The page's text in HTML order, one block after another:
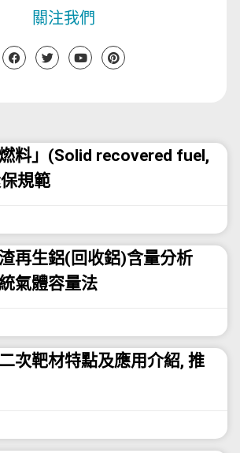
關注我們
燃料」(Solid recovered fuel,
規範
再生鋁(回收鋁)含量分析
氣體容量法
次靶材特點及應用介紹, 推